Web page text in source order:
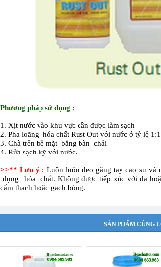
Phương pháp sử dụng :
1. Xịt nước vào khu vực cần được làm sạch
2. Pha loãng hóa chất Rust Out với nước ở tỷ lệ
3. Chà trên bề mặt bằng bàn chải
4. Rửa sạch kỹ với nước.
>>** Lưu ý : Luôn luôn đeo găng tay cao su và
dụng hóa chất. Không được tiếp xúc với da
cẩm thạch hoặc gạch bóng.
SẢN PHẨM CÙNG